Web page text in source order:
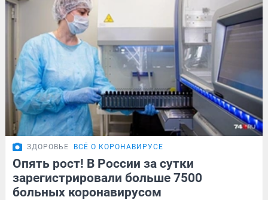
ЗДОРОВЬЕ ВСЁ О КОРОНАВИРУСЕ
Опять рост! В России за сутки
зарегистрировали больше 7500
больных коронавирусом